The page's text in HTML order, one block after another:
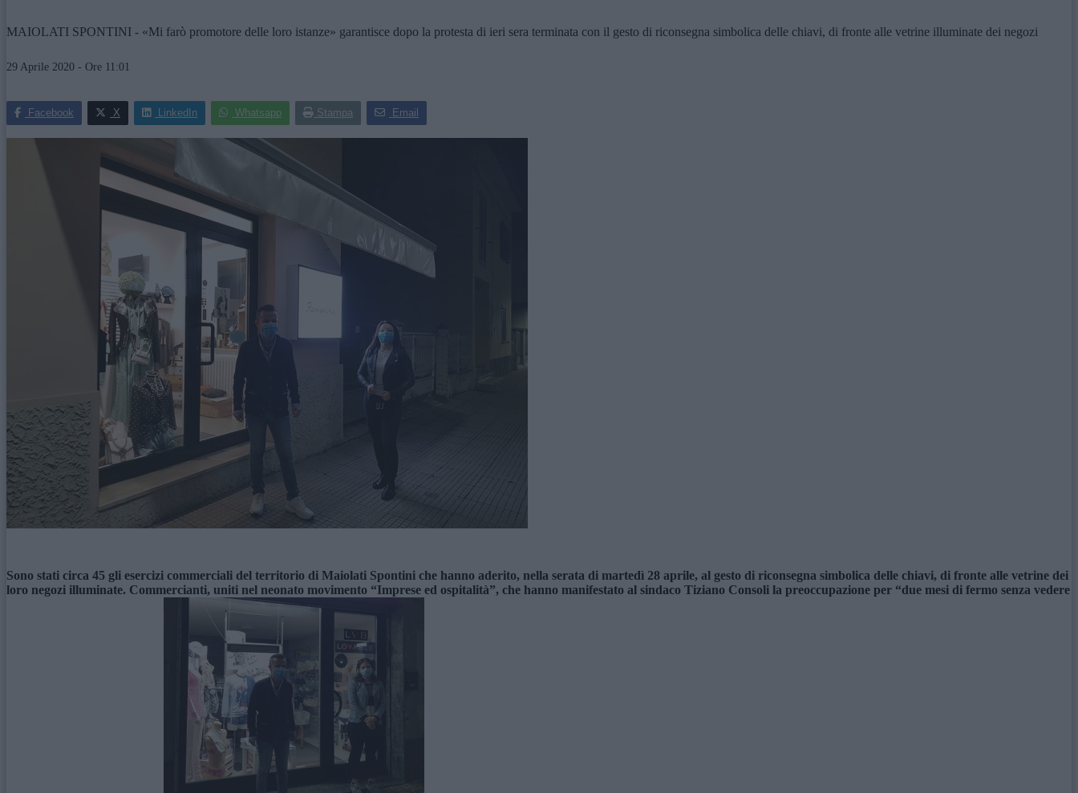
MAIOLATI SPONTINI - «Mi farò promotore delle loro istanze» garantisce dopo la protesta di ieri sera terminata con il gesto di riconsegna simbolica delle chiavi, di fronte alle vetrine illuminate dei negozi
29 Aprile 2020 - Ore 11:01
Facebook X LinkedIn Whatsapp Stampa Email
Sono stati circa 45 gli esercizi commerciali del territorio di Maiolati Spontini che hanno aderito, nella serata di martedì 28 aprile, al gesto di riconsegna simbolica delle chiavi, di fronte alle vetrine dei
loro negozi illuminate. Commercianti, uniti nel neonato movimento “Imprese ed ospitalità”, che hanno manifestato al sindaco Tiziano Consoli la preoccupazione per “due mesi di fermo senza vedere